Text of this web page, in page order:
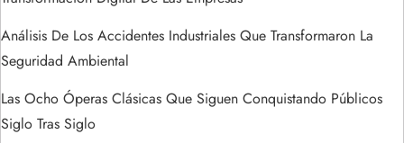
r
a
d
Análisis De Los Accidentes Industriales Que Transformaron La
Seguridad Ambiental
Las Ocho Óperas Clásicas Que Siguen Conquistando Públicos
Siglo Tras Siglo